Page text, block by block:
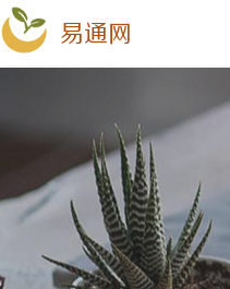
易通网